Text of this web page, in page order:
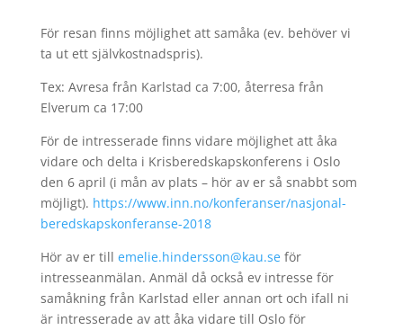
För resan finns möjlighet att samåka (ev. behöver vi
ta ut ett självkostnadspris).
Tex: Avresa från Karlstad ca 7:00, återresa från
Elverum ca 17:00
För de intresserade finns vidare möjlighet att åka
vidare och delta i Krisberedskapskonferens i Oslo
den 6 april (i mån av plats – hör av er så snabbt som
möjligt). https://www.inn.no/konferanser/nasjonal-
beredskapskonferanse-2018
Hör av er till emelie.hindersson@kau.seför
intresseanmälan. Anmäl då också ev intresse för
samåkning från Karlstad eller annan ort och ifall ni
är intresserade av att åka vidare till Oslo för